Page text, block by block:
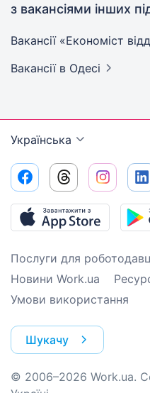
з вакансіями інших
Вакансії «Економіст
Вакансії в Одесі
Українська
Послуги для
Новини Work.ua
Умови використання
Шукачу
© 2006–2026 Work.ua.